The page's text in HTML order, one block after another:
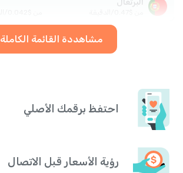
مشاهددة القائمة الكاملة
احتفظ برقمك الأصلي
رؤية الأسعار قبل الاتصال